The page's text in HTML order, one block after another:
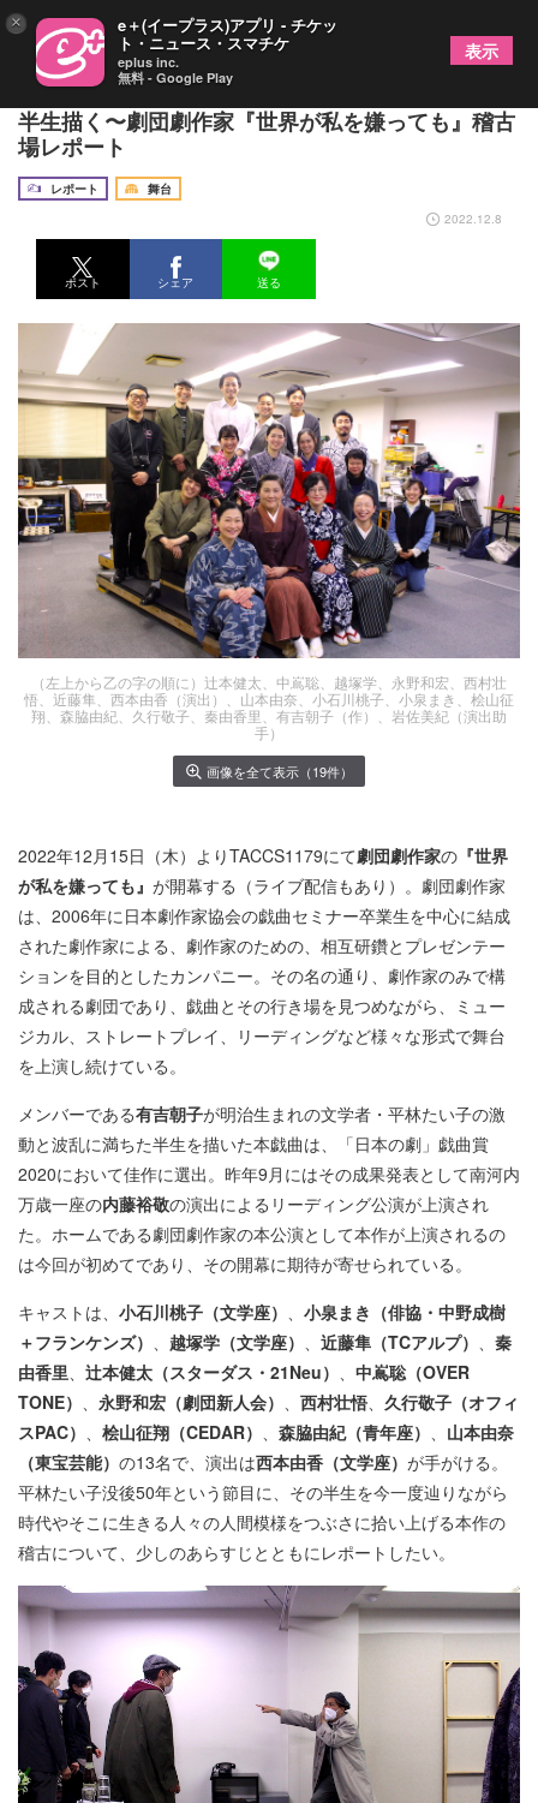
平林たい子没後50周年の節目に、その激動と波乱の
半生描く〜劇団劇作家『世界が私を嫌っても』稽古
場レポート
レポート
舞台
2022.12.8
ポスト シェア 送る
（左上から乙の字の順に）辻本健太、中嶌聡、越塚学、永野和宏、西村壮
悟、近藤隼、西本由香（演出）、山本由奈、小石川桃子、小泉まき、桧山征
翔、森脇由紀、久行敬子、秦由香里、有吉朝子（作）、岩佐美紀（演出助
手）
画像を全て表示（19件）
2022年12月15日（木）よりTACCS1179にて劇団劇作家の 『世界
が私を嫌っても』 が開幕する（ライブ配信もあり）。劇団劇作家
は、2006年に日本劇作家協会の戯曲セミナー卒業生を中心に結成
された劇作家による、劇作家のための、相互研鑽とプレゼンテー
ションを目的としたカンパニー。その名の通り、劇作家のみで構
成される劇団であり、戯曲とその行き場を見つめながら、ミュー
ジカル、ストレートプレイ、リーディングなど様々な形式で舞台
を上演し続けている。
メンバーである有吉朝子が明治生まれの文学者・平林たい子の激
動と波乱に満ちた半生を描いた本戯曲は、「日本の劇」戯曲賞
2020において佳作に選出。昨年9月にはその成果発表として南河内
万歳一座の内藤裕敬の演出によるリーディング公演が上演され
た。ホームである劇団劇作家の本公演として本作が上演されるの
は今回が初めてであり、その開幕に期待が寄せられている。
キャストは、 小石川桃子（文学座）
小泉まき（俳協・中野成樹
＋フランケンズ）
越塚学（文学座） 近藤隼（TCアルプ）
秦
由香里
辻本健太（スターダス・21Neu）
中嶌聡（OVER
TONE）
永野和宏（劇団新人会） 西村壮悟
久行敬子（オフィ
スPAC）
桧山征翔（CEDAR） 森脇由紀（青年座）
山本由奈
（東宝芸能） の13名で、演出は西本由香（文学座） が手がける。
平林たい子没後50年という節目に、その半生を今一度辿りながら
時代やそこに生きる人々の人間模様をつぶさに拾い上げる本作の
稽古について、少しのあらすじとともにレポートしたい。
× e＋(イープラス)アプリ - チケッ
ト・ニュース・スマチケ
eplus inc.
無料 - Google Play
表示